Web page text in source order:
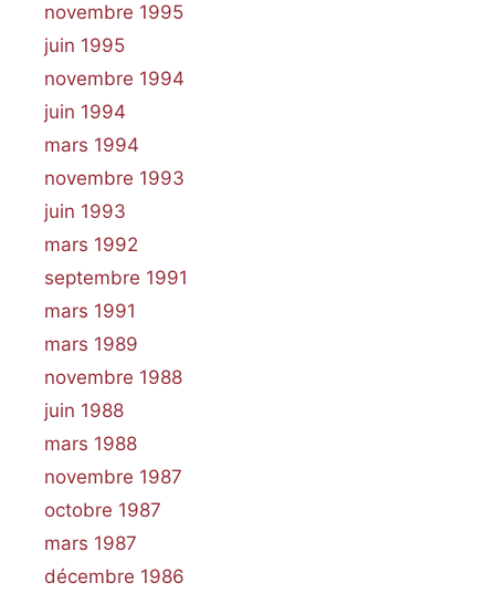
novembre 1995
juin 1995
novembre 1994
juin 1994
mars 1994
novembre 1993
juin 1993
mars 1992
septembre 1991
mars 1991
mars 1989
novembre 1988
juin 1988
mars 1988
novembre 1987
octobre 1987
mars 1987
décembre 1986